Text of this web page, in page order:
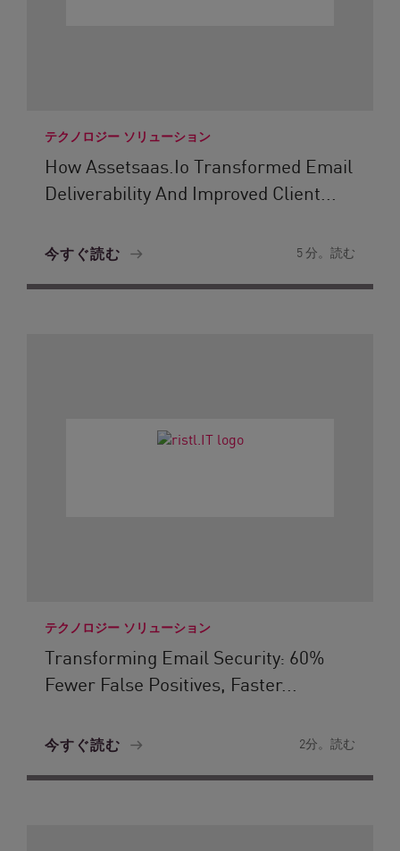
テクノロジー ソリューション
How Assetsaas.io Transformed Email
Deliverability And Improved Client...
今すぐ読む 5 分。読む
テクノロジー ソリューション
Transforming Email Security: 60%
Fewer False Positives, Faster...
今すぐ読む 2分。読む